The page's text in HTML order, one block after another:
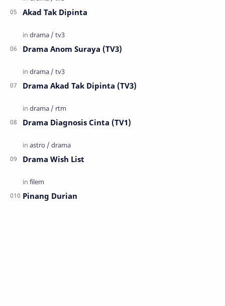
Akad Tak Dipinta
Drama Anom Suraya (TV3)
Drama Akad Tak Dipinta (TV3)
Drama Diagnosis Cinta (TV1)
Drama Wish List
Pinang Durian